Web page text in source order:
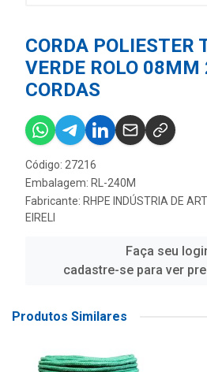
CORDA POLIESTER
VERDE ROLO
CORDAS
Código: 27216
Embalagem: RL-240M
Fabricante: RHPE INDÚSTRIA DE
EIRELI
Faça seu
cadastre-se para ver
Produtos Similares